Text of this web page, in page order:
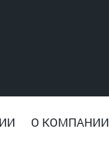
О КОМПАНИИ